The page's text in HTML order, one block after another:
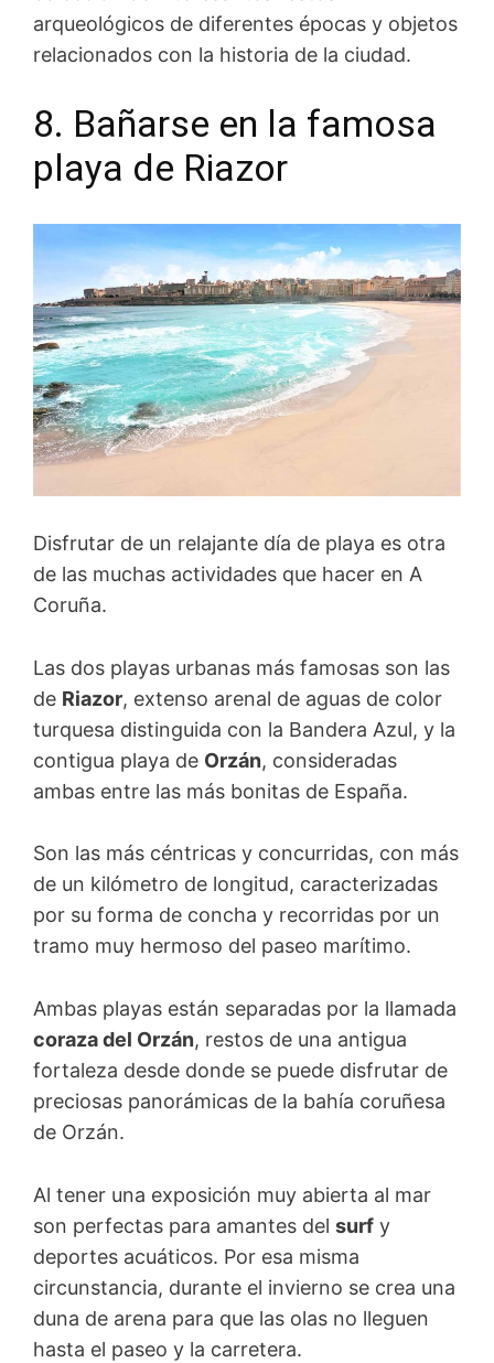
arqueológicos de diferentes épocas y objetos
relacionados con la historia de la ciudad.
8. Bañarse en la famosa
playa de Riazor
Disfrutar de un relajante día de playa es otra
de las muchas actividades que hacer en A
Coruña.
Las dos playas urbanas más famosas son las
de Riazor, extenso arenal de aguas de color
turquesa distinguida con la Bandera Azul, y la
contigua playa de Orzán, consideradas
ambas entre las más bonitas de España.
Son las más céntricas y concurridas, con más
de un kilómetro de longitud, caracterizadas
por su forma de concha y recorridas por un
tramo muy hermoso del paseo marítimo.
Ambas playas están separadas por la llamada
coraza del Orzán, restos de una antigua
fortaleza desde donde se puede disfrutar de
preciosas panorámicas de la bahía coruñesa
de Orzán.
Al tener una exposición muy abierta al mar
son perfectas para amantes del surf y
deportes acuáticos. Por esa misma
circunstancia, durante el invierno se crea una
duna de arena para que las olas no lleguen
hasta el paseo y la carretera.